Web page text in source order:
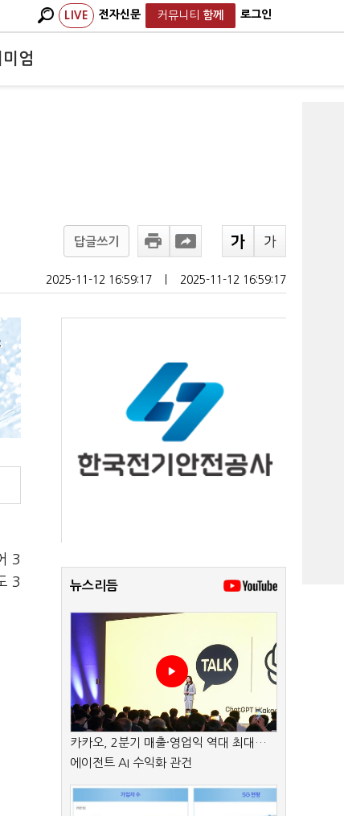
LIVE 전자신문 커뮤니티 함께 로그인
엄
답글쓰기
2025-11-12 16:59:17 2025-11-12 16:59:17
3
3
뉴스리듬
카카오, 2분기 매출·영업익 역대 최대…
에이전트 AI 수익화 관건